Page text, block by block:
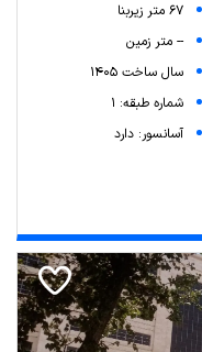
67 متر زیربنا
-- متر زمین
سال ساخت 1405
شماره طبقه: 1
آسانسور: دارد